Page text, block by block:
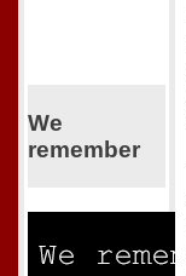
We
remember